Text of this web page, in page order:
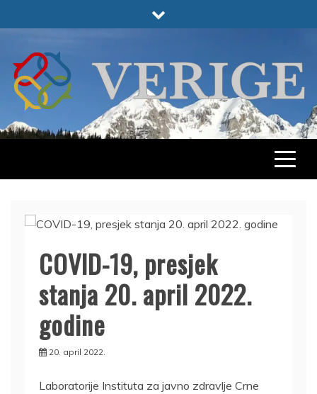
to
VERIGE
ODABRANO
COVID-19, presjek
stanja 20. april 2022.
godine
20. april 2022.
Laboratorije Instituta za javno zdravlje Crne